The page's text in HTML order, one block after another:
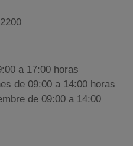
a 17:00 horas
de 09:00 a 14:00 horas
de 09:00 a 14:00